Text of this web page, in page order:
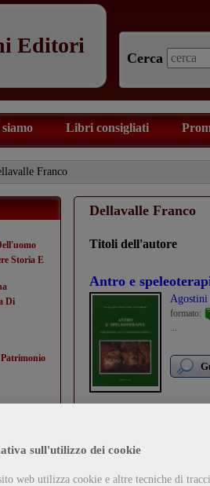
sull'utilizzo dei cookie
web utilizza cookie e altre tecniche di
Editori
Cerca
Libri consigliati
Franco
Storia E
Di
Scientifica
Dellavalle Franco
Titoli dell'autore
Antro e
Agostini
formato:
...